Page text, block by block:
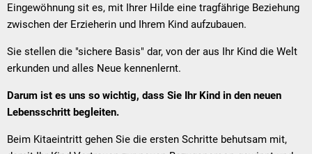
Eingewöhnung sit es, mit Ihrer Hilde eine tragfährige Beziehung
zwischen der Erzieherin und Ihrem Kind aufzubauen.
Sie stellen die "sichere Basis" dar, von der aus Ihr Kind die Welt
erkunden und alles Neue kennenlernt.
Darum ist es uns so wichtig, dass Sie Ihr Kind in den neuen
Lebensschritt begleiten.
Beim Kitaeintritt gehen Sie die ersten Schritte behutsam mit,